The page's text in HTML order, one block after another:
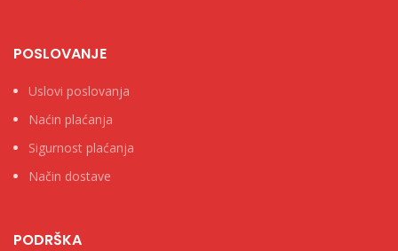
POSLOVANJE
Uslovi poslovanja
Naćin plaćanja
Sigurnost plaćanja
Način dostave
PODRŠKA